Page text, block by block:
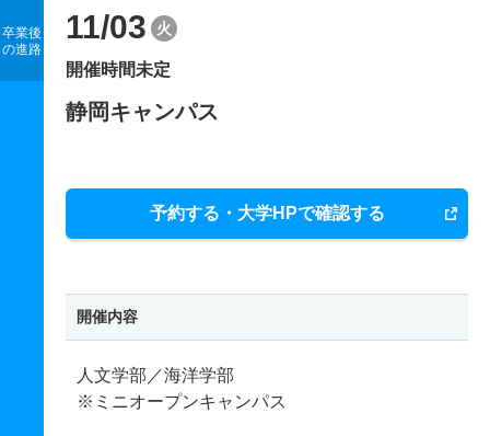
卒業後
の進路
11/03 火
開催時間未定
静岡キャンパス
予約する・大学HPで確認する
開催内容
人文学部／海洋学部
※ミニオープンキャンパス